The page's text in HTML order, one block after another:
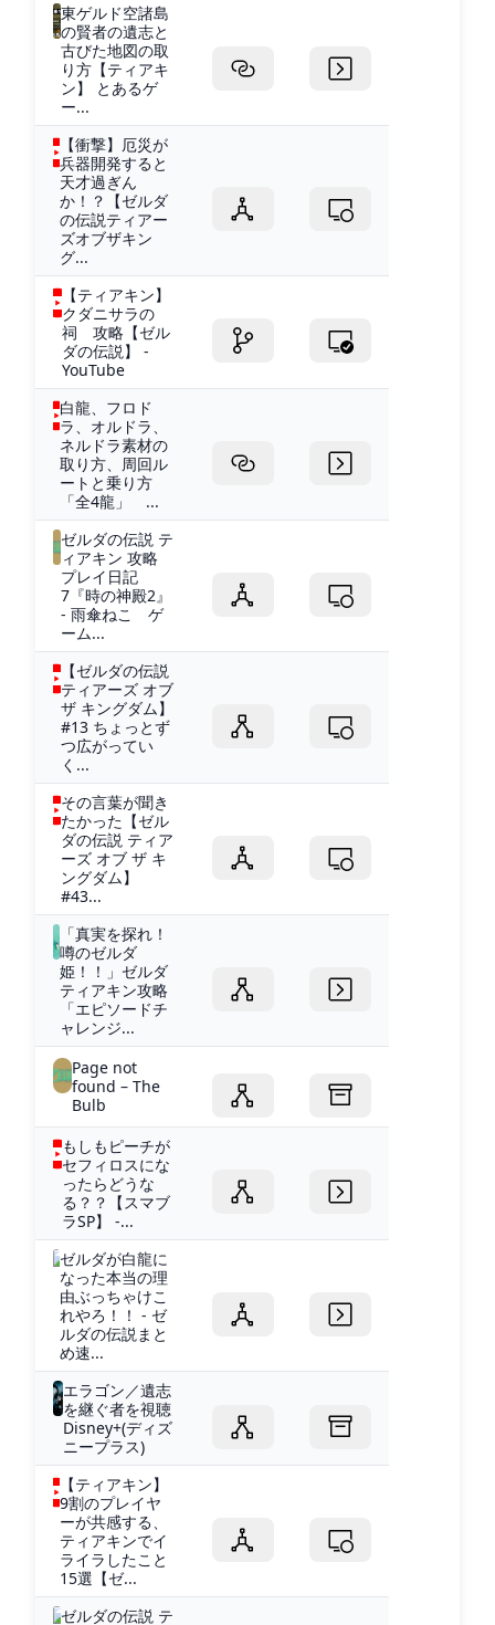
東ゲルド空諸島
の賢者の遺志と
古びた地図の取
り方【ティアキ
ン】 とあるゲ
ー...
【衝撃】厄災が
兵器開発すると
天才過ぎん
か！？【ゼルダ
の伝説ティアー
ズオブザキン
グ...
【ティアキン】
クダニサラの
祠 攻略【ゼル
ダの伝説】 -
YouTube
白龍、フロド
ラ、オルドラ、
ネルドラ素材の
取り方、周回ル
ートと乗り方
「全4龍」 ...
ゼルダの伝説 テ
ィアキン 攻略
プレイ日記
7『時の神殿2』
- 雨傘ねこ ゲ
ーム...
【ゼルダの伝説
ティアーズ オブ
ザ キングダム】
#13 ちょっとず
つ広がってい
く...
その言葉が聞き
たかった【ゼル
ダの伝説 ティア
ーズ オブ ザ キ
ングダム】
#43...
「真実を探れ！
噂のゼルダ
姫！！」ゼルダ
ティアキン攻略
「エピソードチ
ャレンジ...
Page not
found – The
Bulb
もしもピーチが
セフィロスにな
ったらどうな
る？？【スマブ
ラSP】 -...
ゼルダが白龍に
なった本当の理
由ぶっちゃけこ
れやろ！！ - ゼ
ルダの伝説まと
め速...
エラゴン／遺志
を継ぐ者を視聴
Disney+(ディズ
ニープラス)
【ティアキン】
9割のプレイヤ
ーが共感する、
ティアキンでイ
ライラしたこと
15選【ゼ...
ゼルダの伝説 テ